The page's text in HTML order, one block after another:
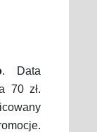
. Data
70 zł.